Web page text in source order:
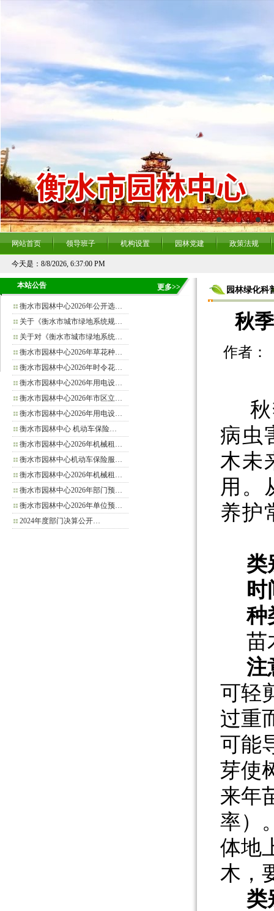
网站首页 领导班子 机构设置 园林党建 政策法规
今天是： 8/8/2026, 6:37:01 PM
本站公告 更多>>
衡水市园林中心2026年公开选…
关于《衡水市城市绿地系统规…
关于对《衡水市城市绿地系统…
衡水市园林中心2026年草花种…
衡水市园林中心2026年时令花…
衡水市园林中心2026年用电设…
衡水市园林中心2026年市区立…
衡水市园林中心2026年用电设…
衡水市园林中心 机动车保险…
衡水市园林中心2026年机械租…
衡水市园林中心机动车保险服…
衡水市园林中心2026年机械租…
衡水市园林中心2026年部门预…
衡水市园林中心2026年单位预…
2024年度部门决算公开…
园林绿化科
秋
作者：
病虫
木未
用。
养护
类
时
种
苗
注
可轻
过重
可能
芽使
来年
率）
体地
木，
类